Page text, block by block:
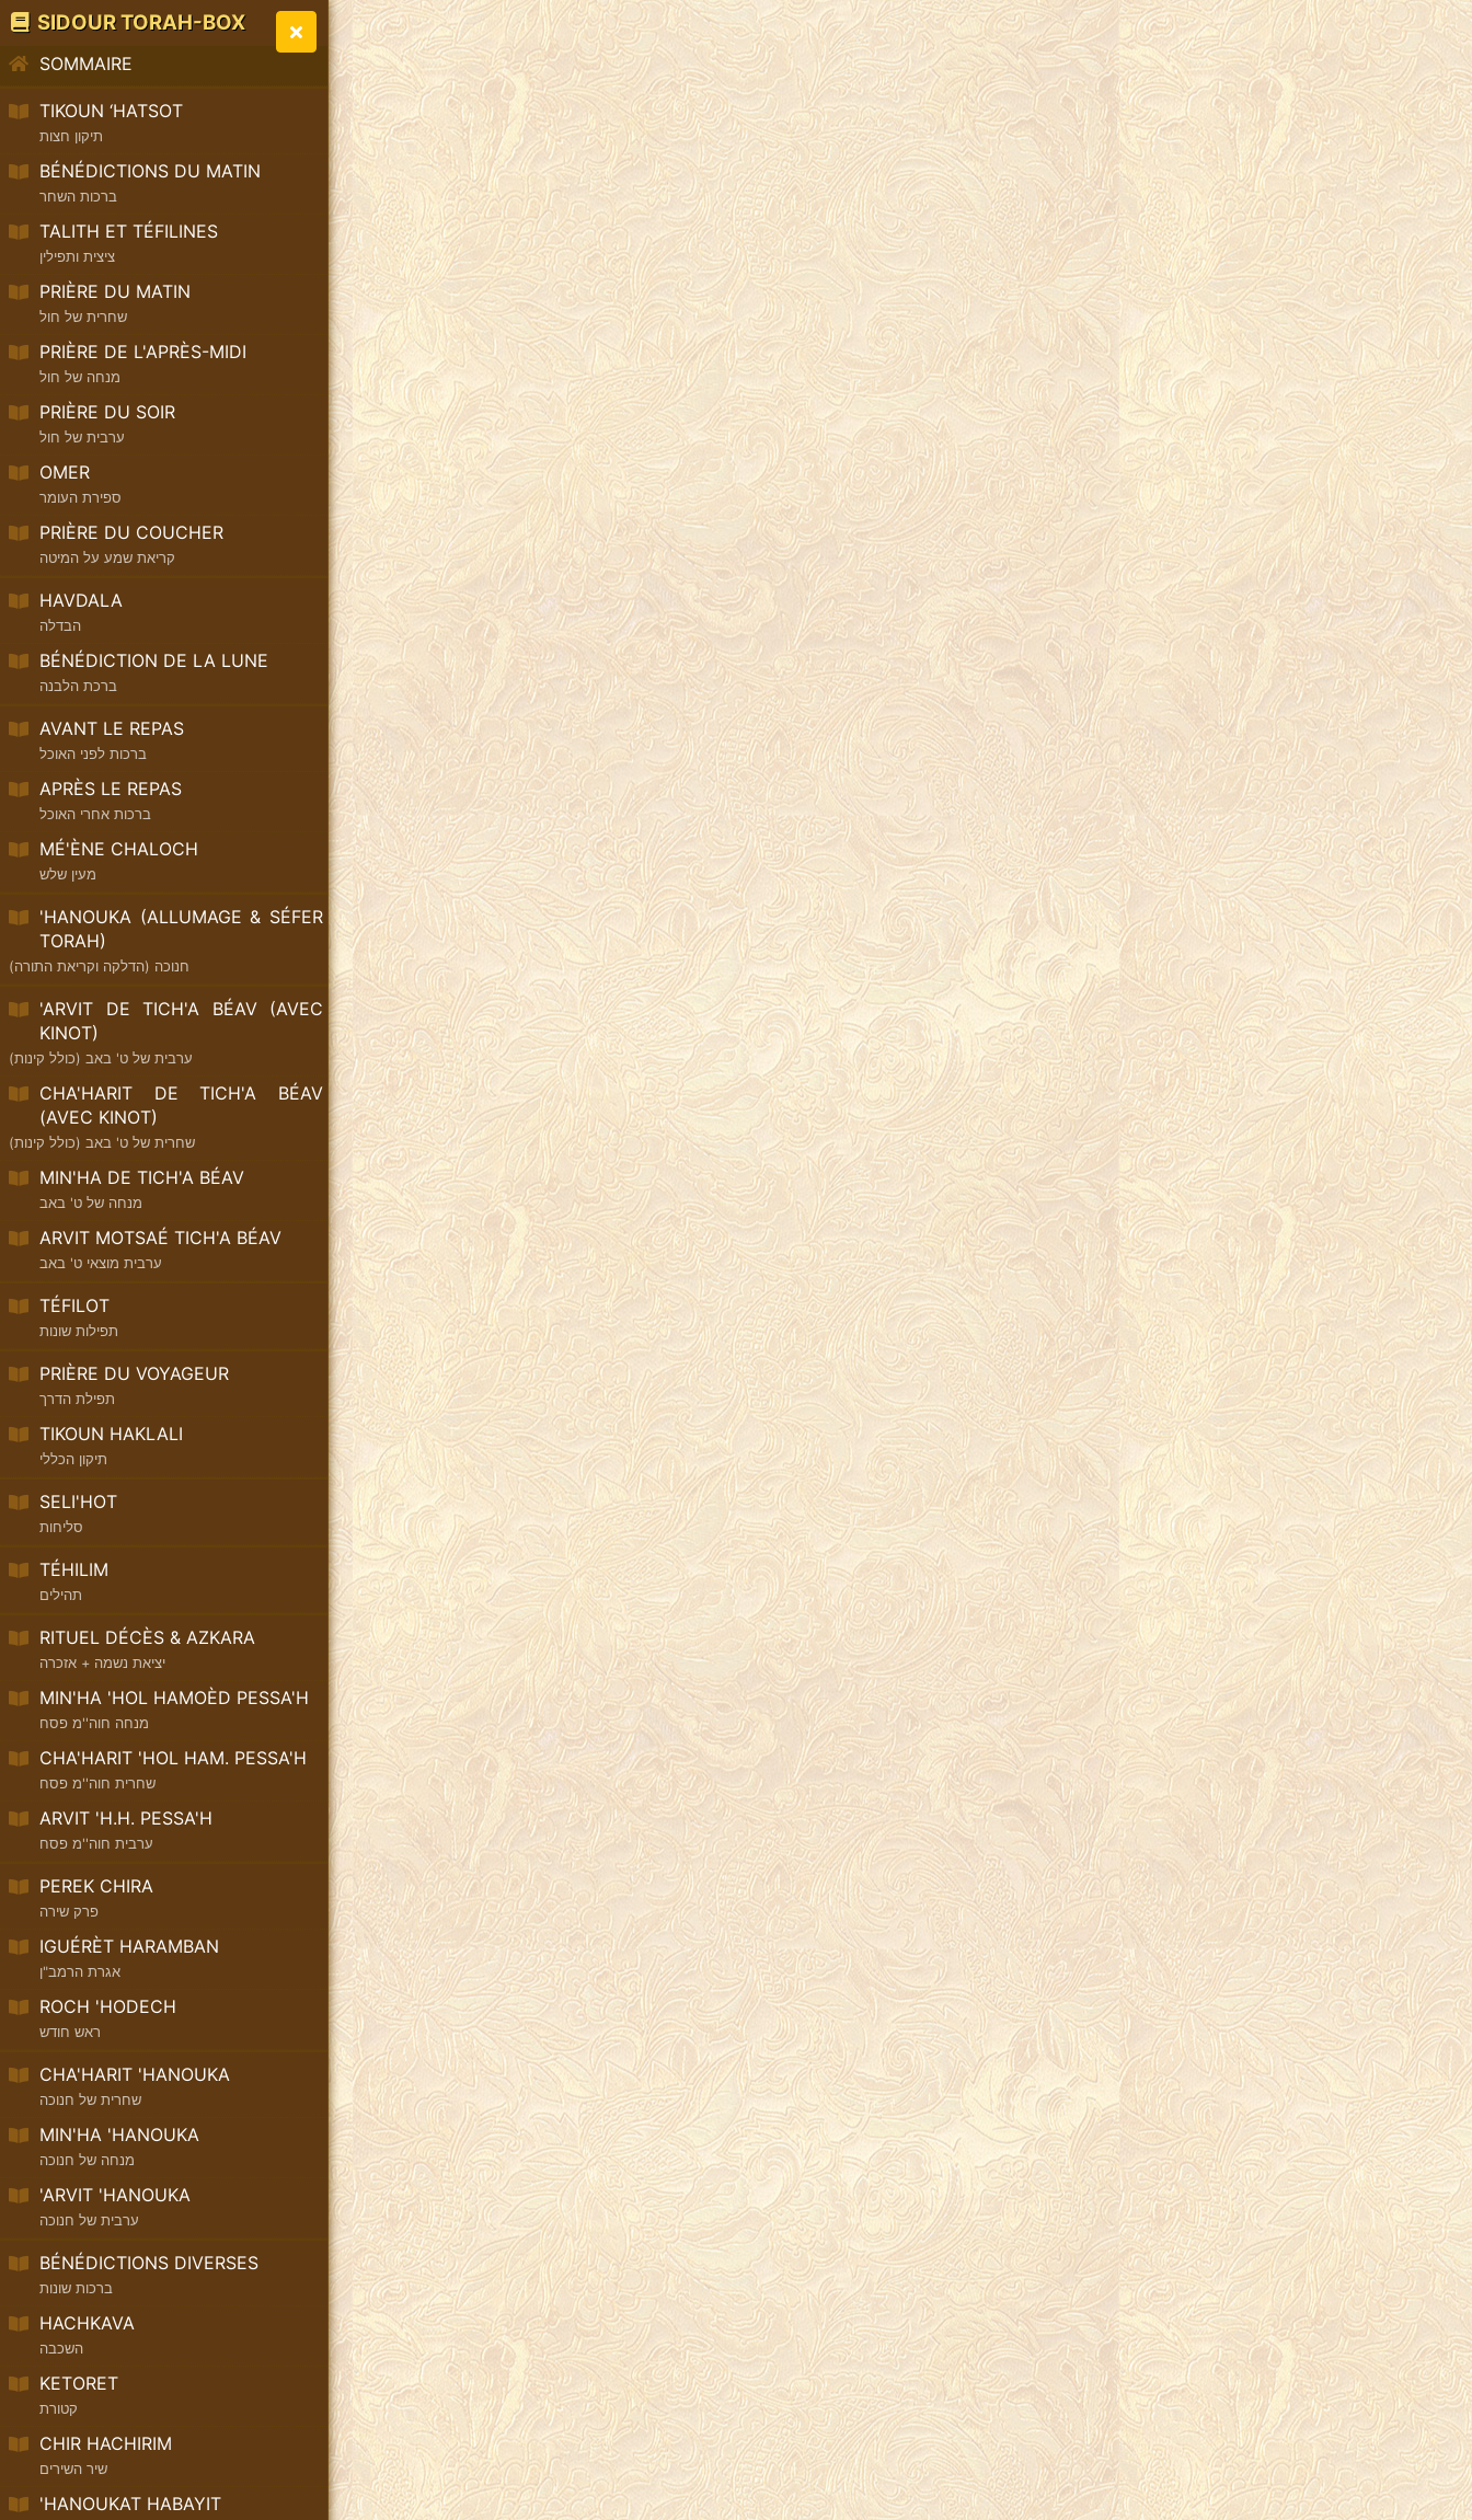
SIDOUR TORAH-BOX
SOMMAIRE
TIKOUN ‘HATSOT
תיקון חצות
BÉNÉDICTIONS DU MATIN
ברכות השחר
TALITH ET TÉFILINES
ציצית ותפילין
PRIÈRE DU MATIN
שחרית של חול
PRIÈRE DE L'APRÈS-MIDI
מנחה של חול
PRIÈRE DU SOIR
ערבית של חול
OMER
ספירת העומר
PRIÈRE DU COUCHER
קריאת שמע על המיטה
HAVDALA
הבדלה
BÉNÉDICTION DE LA LUNE
ברכת הלבנה
AVANT LE REPAS
ברכות לפני האוכל
APRÈS LE REPAS
ברכות אחרי האוכל
MÉ'ÈNE CHALOCH
מעין שלש
'HANOUKA (ALLUMAGE & SÉFER
TORAH)
חנוכה (הדלקה וקריאת התורה)
'ARVIT DE TICH'A BÉAV (AVEC
KINOT)
ערבית של ט' באב (כולל קינות)
CHA'HARIT DE TICH'A BÉAV
(AVEC KINOT)
שחרית של ט' באב (כולל קינות)
MIN'HA DE TICH'A BÉAV
מנחה של ט' באב
ARVIT MOTSAÉ TICH'A BÉAV
ערבית מוצאי ט' באב
TÉFILOT
תפילות שונות
PRIÈRE DU VOYAGEUR
תפילת הדרך
TIKOUN HAKLALI
תיקון הכללי
SELI'HOT
סליחות
TÉHILIM
תהילים
RITUEL DÉCÈS & AZKARA
יציאת נשמה + אזכרה
MIN'HA 'HOL HAMOÈD PESSA'H
מנחה חוה''מ פסח
CHA'HARIT 'HOL HAM. PESSA'H
שחרית חוה''מ פסח
ARVIT 'H.H. PESSA'H
ערבית חוה''מ פסח
PEREK CHIRA
פרק שירה
IGUÉRÈT HARAMBAN
אגרת הרמב"ן
ROCH 'HODECH
ראש חודש
CHA'HARIT 'HANOUKA
שחרית של חנוכה
MIN'HA 'HANOUKA
מנחה של חנוכה
'ARVIT 'HANOUKA
ערבית של חנוכה
BÉNÉDICTIONS DIVERSES
ברכות שונות
HACHKAVA
השכבה
KETORET
קטורת
CHIR HACHIRIM
שיר השירים
'HANOUKAT HABAYIT